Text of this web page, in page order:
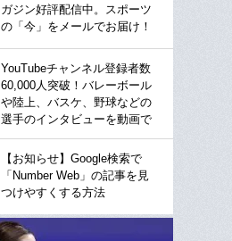
ガジン好評配信中。スポーツ
の「今」をメールでお届け！
YouTubeチャンネル登録者数
60,000人突破！バレーボール
や陸上、バスケ、野球などの
選手のインタビューを動画で
【お知らせ】Google検索で
「Number Web」の記事を見
つけやすくする方法